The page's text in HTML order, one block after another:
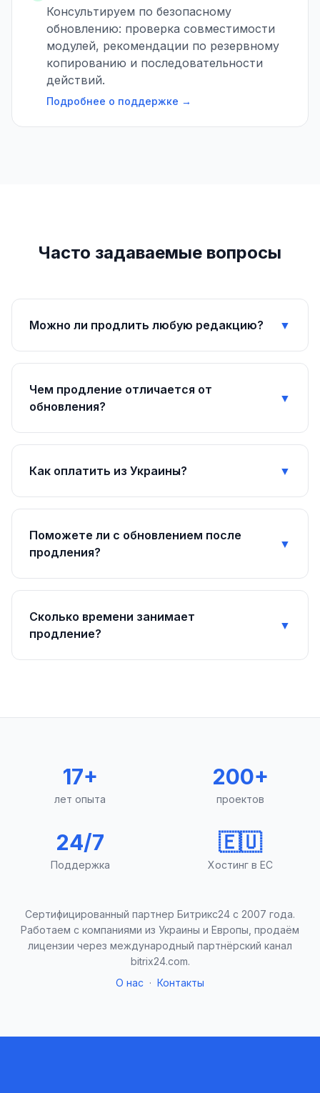
Консультируем по безопасному
обновлению: проверка совместимости
модулей, рекомендации по резервному
копированию и последовательности
действий.
Подробнее о поддержке →
Часто задаваемые вопросы
Можно ли продлить любую редакцию? ▼
Чем продление отличается от
обновления?
▼
Как оплатить из Украины? ▼
Поможете ли с обновлением после
продления?
▼
Сколько времени занимает
продление?
▼
17+
лет опыта
200+
проектов
24/7
Поддержка
🇪🇺
Хостинг в ЕС
Сертифицированный партнер Битрикс24 с 2007 года.
Работаем с компаниями из Украины и Европы, продаём
лицензии через международный партнёрский канал
bitrix24.com.
О нас · Контакты